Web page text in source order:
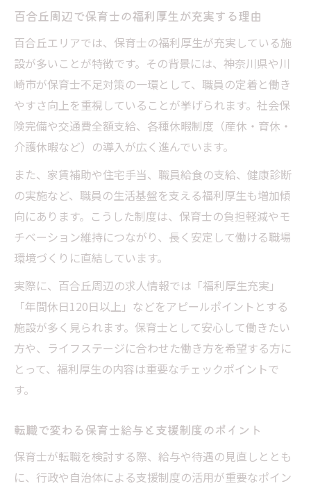
百合丘周辺で保育士の福利厚生が充実する理由
百合丘エリアでは、保育士の福利厚生が充実している施
設が多いことが特徴です。その背景には、神奈川県や川
崎市が保育士不足対策の一環として、職員の定着と働き
やすさ向上を重視していることが挙げられます。社会保
険完備や交通費全額支給、各種休暇制度（産休・育休・
介護休暇など）の導入が広く進んでいます。
また、家賃補助や住宅手当、職員給食の支給、健康診断
の実施など、職員の生活基盤を支える福利厚生も増加傾
向にあります。こうした制度は、保育士の負担軽減やモ
チベーション維持につながり、長く安定して働ける職場
環境づくりに直結しています。
実際に、百合丘周辺の求人情報では「福利厚生充実」
「年間休日120日以上」などをアピールポイントとする
施設が多く見られます。保育士として安心して働きたい
方や、ライフステージに合わせた働き方を希望する方に
とって、福利厚生の内容は重要なチェックポイントで
す。
転職で変わる保育士給与と支援制度のポイント
保育士が転職を検討する際、給与や待遇の見直しととも
に、行政や自治体による支援制度の活用が重要なポイン